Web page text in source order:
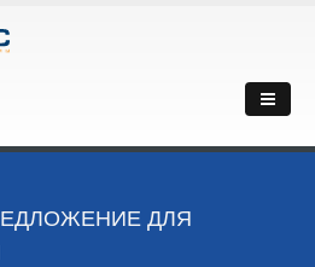
ДЛЯ